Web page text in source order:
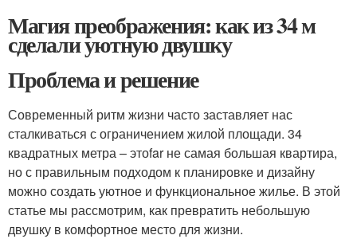
Магия преображения: как из 34 м
сделали уютную двушку
Проблема и решение
Современный ритм жизни часто заставляет нас
сталкиваться с ограничением жилой площади. 34
квадратных метра – этоfar не самая большая квартира,
но с правильным подходом к планировке и дизайну
можно создать уютное и функциональное жилье. В этой
статье мы рассмотрим, как превратить небольшую
двушку в комфортное место для жизни.